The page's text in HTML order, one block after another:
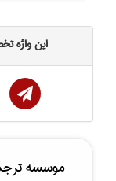
این واژه
موسسه